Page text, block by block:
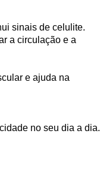
sinais de celulite.
a circulação e a
e ajuda na
no seu dia a dia.